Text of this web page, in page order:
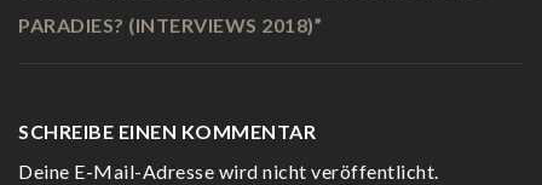
PARADIES? (INTERVIEWS 2018)”
SCHREIBE EINEN KOMMENTAR
Deine E-Mail-Adresse wird nicht veröffentlicht.